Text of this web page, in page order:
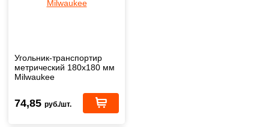
Угольник-транспортир
метрический 180х180 мм
Milwaukee
74,85 руб./шт.